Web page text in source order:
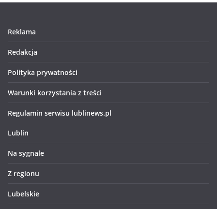
Reklama
Redakcja
Polityka prywatności
Warunki korzystania z treści
Regulamin serwisu lublinews.pl
Lublin
Na sygnale
Z regionu
Lubelskie